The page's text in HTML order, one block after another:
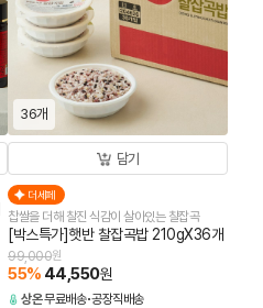
36개
담기
더세페
찹쌀을 더해 찰진 식감이 살아있는 찰잡곡
[박스특가]햇반 찰잡곡밥 210gX36개
99,000원
55% 44,550원
상온무료배송 공장직배송